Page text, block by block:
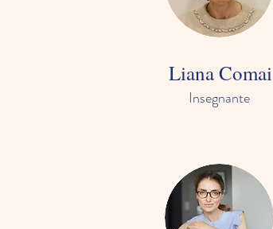
Liana Comai
Insegnante